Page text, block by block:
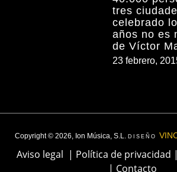
tres
celebrado
años no es
de Víctor
23 febrero,
Copyright © 2026, Ion Música, S.L. DISEÑO
Aviso legal | Política de privacidad |
| Contacto